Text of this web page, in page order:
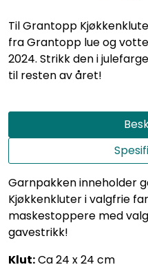
Til Grantopp
fra Grantopp lue og
2024. Strikk den i
til resten av året!
Garnpakken inneholder
Kjøkkenkluter i valgfrie
maskestoppere med
gavestrikk!
Klut:Ca 24 x 24 cm